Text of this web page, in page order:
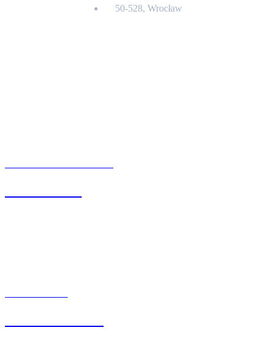
50-528, Wrocław